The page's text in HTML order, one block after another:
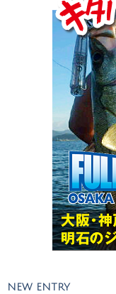
NEW ENTRY